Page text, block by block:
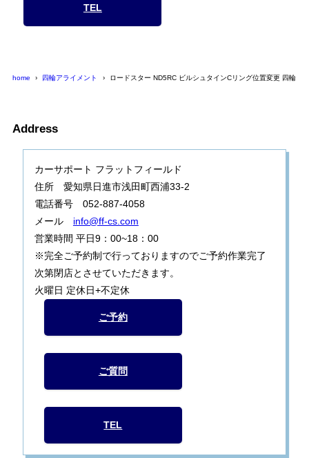
TEL
home 四輪アライメント ロードスター ND5RC ビルシュタインCリング位置変更 四輪ア
Address
カーサポート フラットフィールド
住所 愛知県日進市浅田町西浦33-2
電話番号 052-887-4058
メール info@ff-cs.com
営業時間 平日9：00~18：00
※完全ご予約制で行っておりますのでご予約作業完了
次第閉店とさせていただきます。
火曜日 定休日+不定休
ご予約
ご質問
TEL